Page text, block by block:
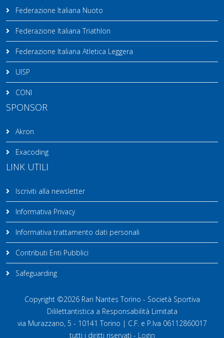
Federazione Italiana Nuoto
Federazione Italiana Triathlon
Federazione Italiana Atletica Leggera
UISP
CONI
SPONSOR
Akron
Exacoding
LINK UTILI
Iscriviti alla newsletter
Informativa Privacy
Informativa trattamento dati personali
Contributi Enti Pubblici
Safeguarding
Copyright ©2026 Rari Nantes Torino - Società Sportiva
Dililettantistica a Responsabilità Limitata
via Murazzano, 5 - 10141 Torino | C.F. e P.Iva 06112860017
tutti i diritti riservati - Login